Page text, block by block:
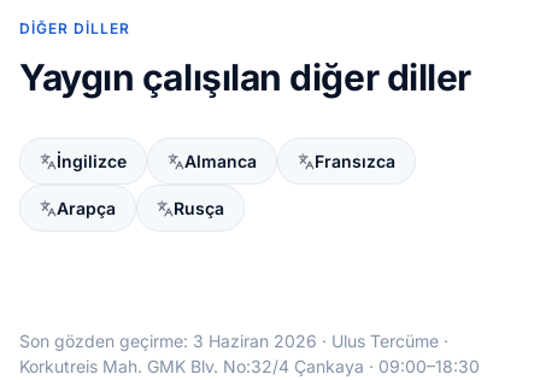
DIĞER DILLER
Yaygın çalışılan diğer diller
İngilizce Almanca Fransızca
Arapça Rusça
Son gözden geçirme: 3 Haziran 2026 · Ulus Tercüme ·
Korkutreis Mah. GMK Blv. No:32/4 Çankaya · 09:00–18:30